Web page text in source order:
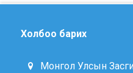
Холбоо барих
Монгол Улсын